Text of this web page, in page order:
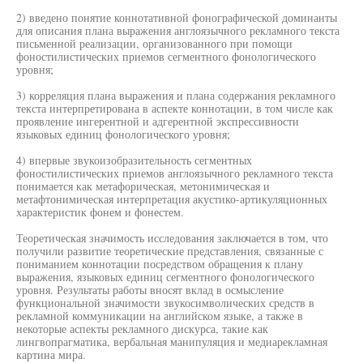
2) введено понятие коннотативной фонографической доминанты
для описания плана выражения англоязычного рекламного текста
письменной реализации, организованного при помощи
фоностилистических приемов сегментного фонологического
уровня;
3) корреляция плана выражения и плана содержания рекламного
текста интерпретирована в аспекте коннотации, в том числе как
проявление ингерентной и адгерентной экспрессивности
языковых единиц фонологического уровня;
4) впервые звукоизобразительность сегментных
фоностилистических приемов англоязычного рекламного текста
понимается как метафорическая, метонимическая и
метафтонимическая интерпретация акустико-артикуляционных
характеристик фонем и фонестем.
Теоретическая значимость исследования заключается в том, что
получили развитие теоретические представления, связанные с
пониманием коннотации посредством обращения к плану
выражения, языковых единиц сегментного фонологического
уровня. Результаты работы вносят вклад в осмысление
функциональной значимости звукосимволических средств в
рекламной коммуникации на английском языке, а также в
некоторые аспекты рекламного дискурса, такие как
лингвопрагматика, вербальная манипуляция и медиарекламная
картина мира.